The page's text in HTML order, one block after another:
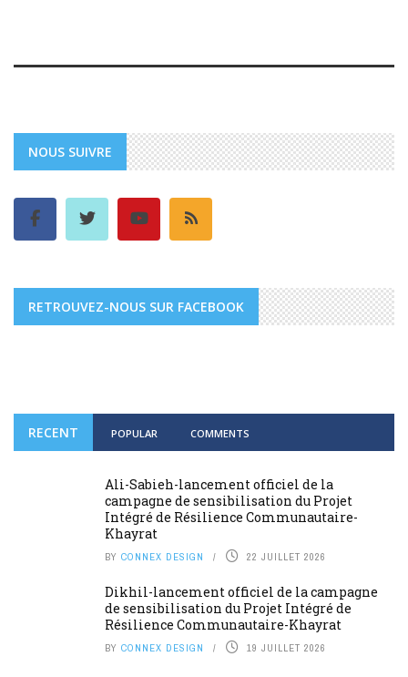
NOUS SUIVRE
RETROUVEZ-NOUS SUR FACEBOOK
RECENT POPULAR COMMENTS
Ali-Sabieh-lancement officiel de la
campagne de sensibilisation du Projet
Intégré de Résilience Communautaire-
Khayrat
BY CONNEX DESIGN 22 JUILLET 2026
Dikhil-lancement officiel de la campagne
de sensibilisation du Projet Intégré de
Résilience Communautaire-Khayrat
BY CONNEX DESIGN 19 JUILLET 2026